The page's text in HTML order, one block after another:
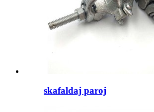
skafaldaj paroj